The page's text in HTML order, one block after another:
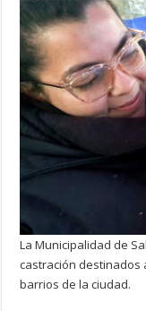
La Municipalidad de
castración destinados
barrios de la ciudad.